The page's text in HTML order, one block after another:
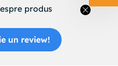
produs
un review!